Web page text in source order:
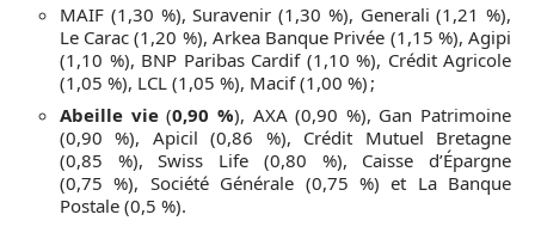
MAIF (1,30 %), Suravenir (1,30 %), Generali (1,21 %),
Le Carac (1,20 %), Arkea Banque Privée (1,15 %), Agipi
(1,10 %), BNP Paribas Cardif (1,10 %), Crédit Agricole
(1,05 %), LCL (1,05 %), Macif (1,00 %) ;
Abeille vie(0,90 %), AXA (0,90 %), Gan Patrimoine
(0,90 %), Apicil (0,86 %), Crédit Mutuel Bretagne
(0,85 %), Swiss Life (0,80 %), Caisse d’Épargne
(0,75 %), Société Générale (0,75 %) et La Banque
Postale (0,5 %).